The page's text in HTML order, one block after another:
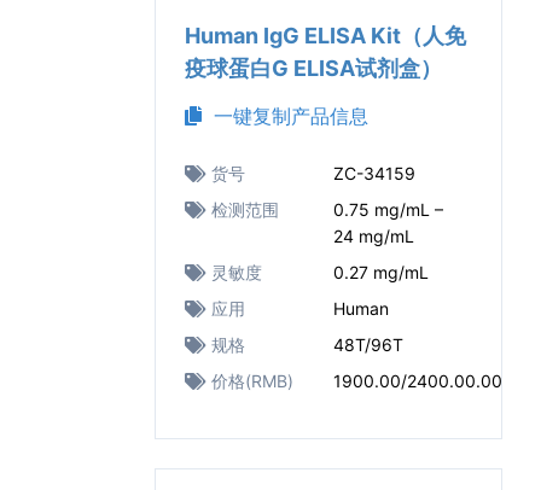
Human IgG ELISA Kit（人免
疫球蛋白G ELISA试剂盒）
一键复制产品信息
货号
ZC-34159
检测范围
0.75 mg/mL –
24 mg/mL
灵敏度
0.27 mg/mL
应用
Human
规格
48T/96T
价格(RMB)
1900.00/2400.00.00